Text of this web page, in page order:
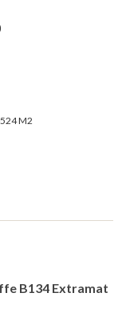
M2
B134 Extramat